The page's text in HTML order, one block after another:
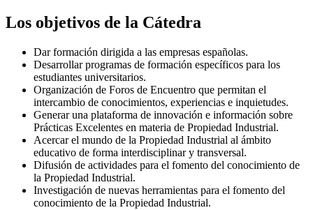
Los objetivos de la Cátedra
Dar formación dirigida a las empresas españolas.
Desarrollar programas de formación específicos para los
estudiantes universitarios.
Organización de Foros de Encuentro que permitan el
intercambio de conocimientos, experiencias e inquietudes.
Generar una plataforma de innovación e información sobre
Prácticas Excelentes en materia de Propiedad Industrial.
Acercar el mundo de la Propiedad Industrial al ámbito
educativo de forma interdisciplinar y transversal.
Difusión de actividades para el fomento del conocimiento de
la Propiedad Industrial.
Investigación de nuevas herramientas para el fomento del
conocimiento de la Propiedad Industrial.